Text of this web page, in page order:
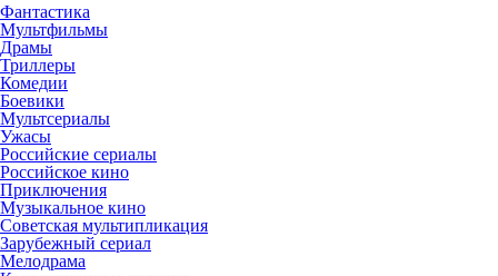
Фантастика
Мультфильмы
Драмы
Триллеры
Комедии
Боевики
Мультсериалы
Ужасы
Российские сериалы
Российское кино
Приключения
Музыкальное кино
Советская мультипликация
Зарубежный сериал
Мелодрама